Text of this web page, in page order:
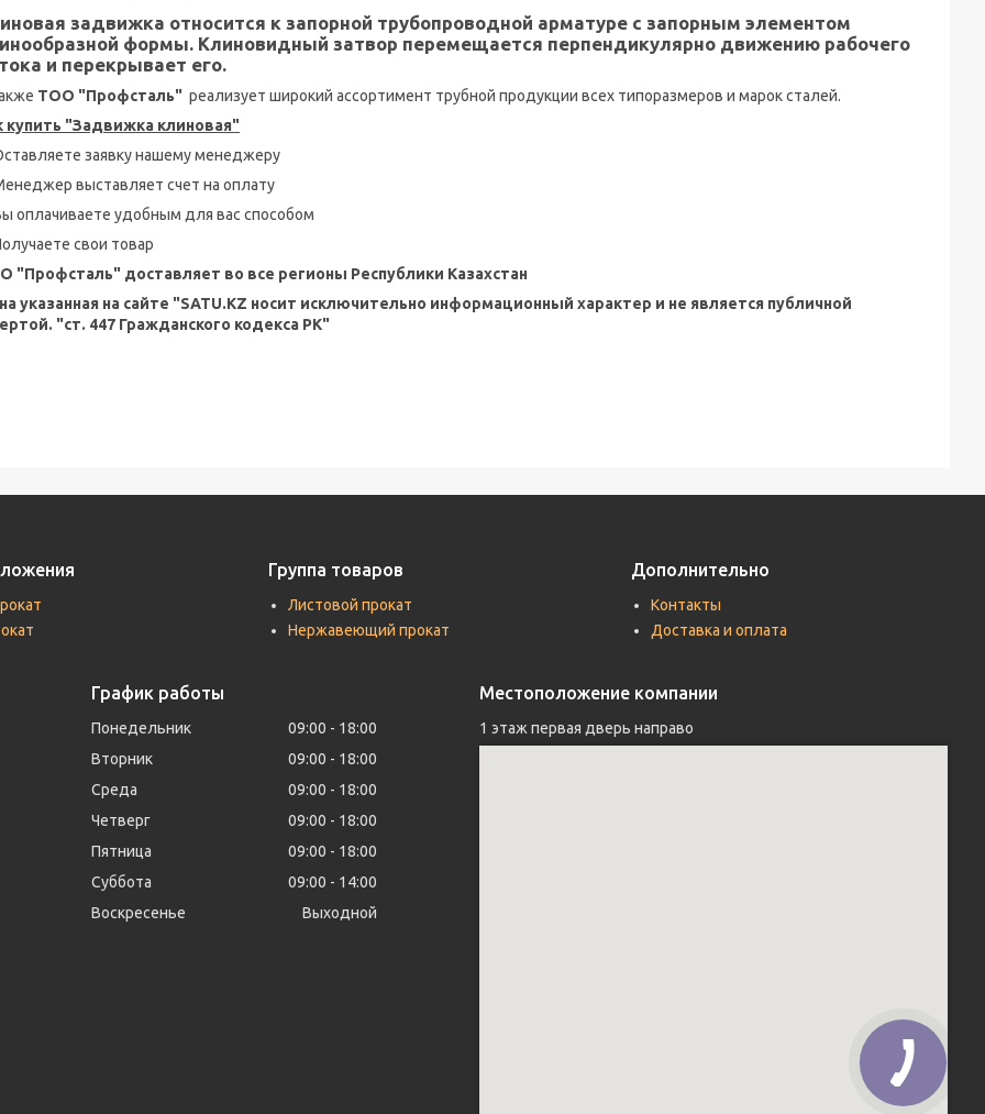
задвижка относится к запорной трубопроводной арматуре с запорным элементом
формы. Клиновидный затвор перемещается перпендикулярно движению рабочего
и перекрывает его.
ТОО "Профсталь" реализует широкий ассортимент трубной продукции всех типоразмеров и марок сталей.
купить "Задвижка клиновая"
заявку нашему менеджеру
выставляет счет на оплату
оплачиваете удобным для вас способом
свои товар
"Профсталь" доставляет во все регионы Республики Казахстан
указанная на сайте "SATU.KZ носит исключительно информационный характер и не является публичной
"ст. 447 Гражданского кодекса РК"
Группа товаров
Листовой прокат
Нержавеющий прокат
Дополнительно
Контакты
Доставка и оплата
График работы
Понедельник 09:00
18:00
Вторник
09:00
18:00
Среда
09:00
18:00
Четверг
09:00
18:00
Пятница
09:00
18:00
Суббота
09:00
14:00
Воскресенье
Выходной
Местоположение компании
1 этаж первая дверь направо